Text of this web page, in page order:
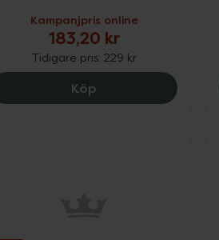
Kampanjpris online
183,20 kr
Tidigare pris: 229 kr
Köp Hylo Dual, 183.2 kr.